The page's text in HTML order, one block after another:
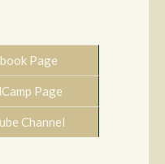
Page
Page
Channel